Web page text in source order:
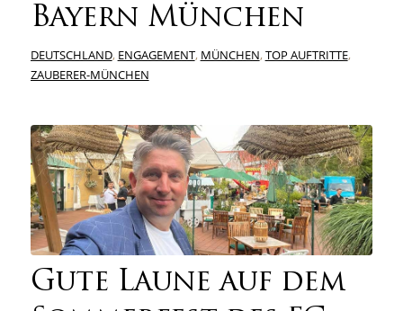
Bayern München
DEUTSCHLAND, ENGAGEMENT, MÜNCHEN,TOP AUFTRITTE,
ZAUBERER-MÜNCHEN
Gute Laune auf dem